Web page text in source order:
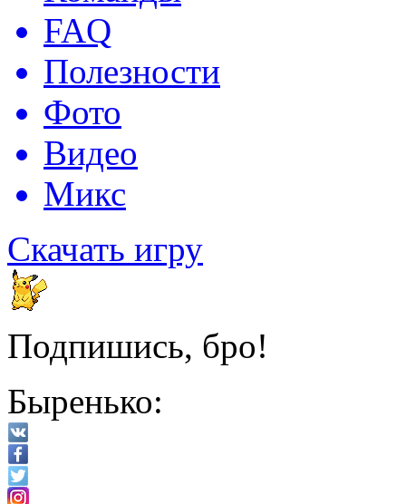
FAQ
Полезности
Фото
Видео
Микс
Скачать игру
Подпишись, бро!
Быренько: